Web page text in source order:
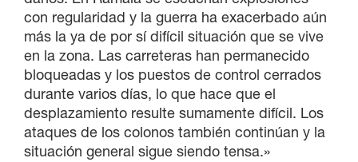
con regularidad y la guerra ha exacerbado aún
más la ya de por sí difícil situación que se vive
en la zona. Las carreteras han permanecido
bloqueadas y los puestos de control cerrados
durante varios días, lo que hace que el
desplazamiento resulte sumamente difícil. Los
ataques de los colonos también continúan y la
situación general sigue siendo tensa.»